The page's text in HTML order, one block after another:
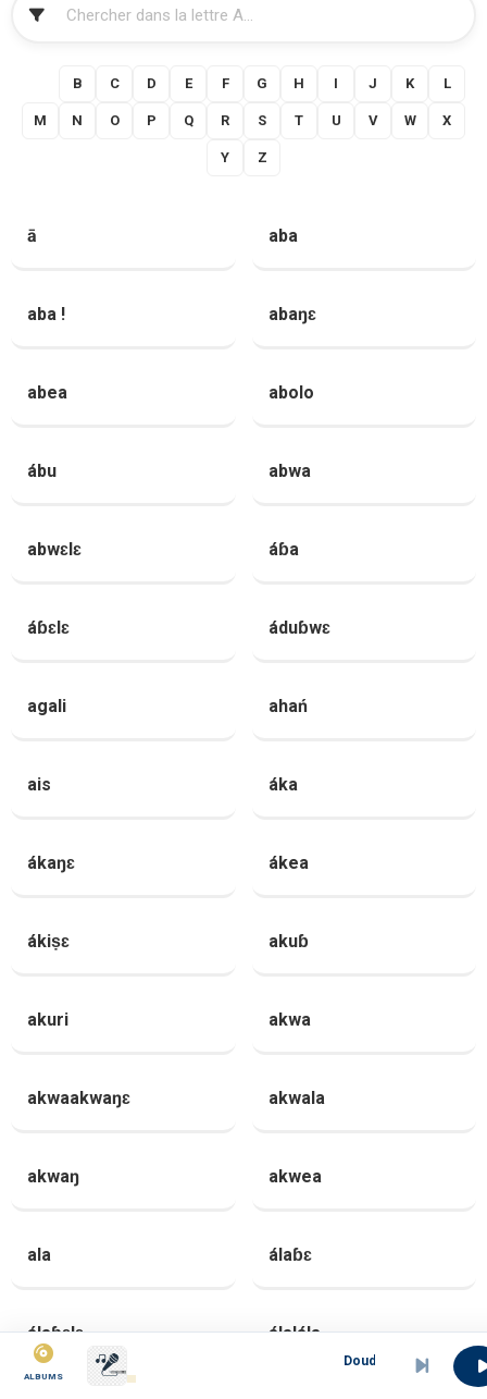
ALBUMS
Doudou @ Limbe (feat. Etienne Mbappe
B C D E F G H I J K L
M N O P Q R S T U V W X
Y Z
ā aba
aba ! abaŋɛ
abea abolo
ábu abwa
abwɛlɛ áɓa
áɓɛlɛ áduɓwɛ
agali ahań
ais áka
ákaŋɛ ákea
ákiṣɛ akuɓ
akuri akwa
akwaakwaŋɛ akwala
akwaŋ akwea
ala álaɓɛ
álaɓɛlɛ álalála